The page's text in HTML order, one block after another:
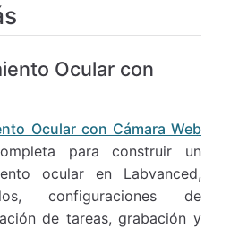
Ocular con
Ocular con Cámara Web
para construir un
ocular en Labvanced,
configuraciones de
de tareas, grabación y